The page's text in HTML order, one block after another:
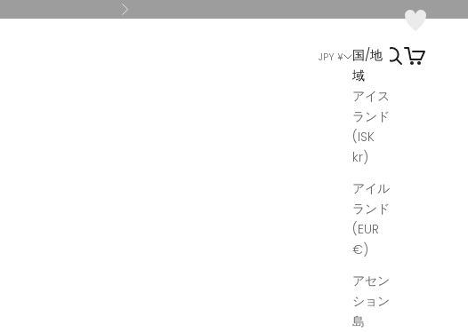
次へ
JPY ¥
国/地
域
アイス
ランド
(ISK
kr)
アイル
ランド
(EUR
€)
アセン
ション
島
検索カート